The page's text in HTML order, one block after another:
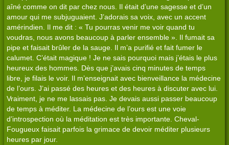
aîné comme on dit par chez nous. Il était d’une sagesse et d’un
amour qui me subjuguaient. J’adorais sa voix, avec un accent
amérindien. Il me dit : « Tu pourras venir me voir quand tu
voudras, nous avons beaucoup à parler ensemble ». Il fumait sa
pipe et faisait brûler de la sauge. Il m’a purifié et fait fumer le
calumet. C’était magique ! Je ne sais pourquoi mais j’étais le plus
heureux des hommes. Dès que j’avais cinq minutes de temps
libre, je filais le voir. Il m’enseignait avec bienveillance la médecine
de l’ours. J’ai passé des heures et des heures à discuter avec lui.
Vraiment, je ne me lassais pas. Je devais aussi passer beaucoup
de temps à méditer. La médecine de l’ours est une voie
d’introspection où la méditation est très importante. Cheval-
Fougueux faisait parfois la grimace de devoir méditer plusieurs
heures par jour.